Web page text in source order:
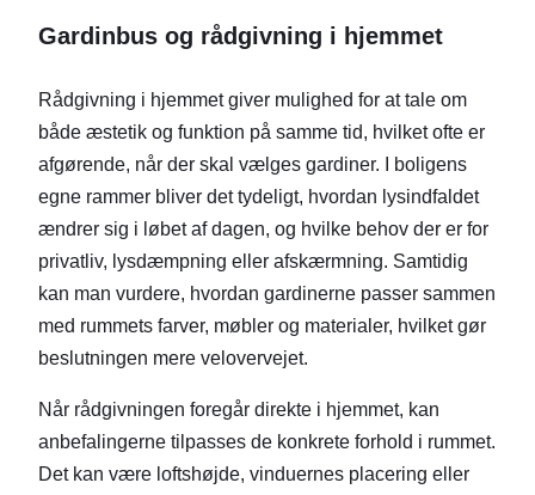
Gardinbus og rådgivning i hjemmet
Rådgivning i hjemmet giver mulighed for at tale om
både æstetik og funktion på samme tid, hvilket ofte er
afgørende, når der skal vælges gardiner. I boligens
egne rammer bliver det tydeligt, hvordan lysindfaldet
ændrer sig i løbet af dagen, og hvilke behov der er for
privatliv, lysdæmpning eller afskærmning. Samtidig
kan man vurdere, hvordan gardinerne passer sammen
med rummets farver, møbler og materialer, hvilket gør
beslutningen mere velovervejet.
Når rådgivningen foregår direkte i hjemmet, kan
anbefalingerne tilpasses de konkrete forhold i rummet.
Det kan være loftshøjde, vinduernes placering eller